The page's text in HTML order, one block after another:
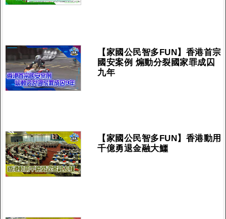
【家國公民智多FUN】香港首宗
國安案例 煽動分裂國家罪成囚
九年
【家國公民智多FUN】香港動用
千億勇退金融大鱷